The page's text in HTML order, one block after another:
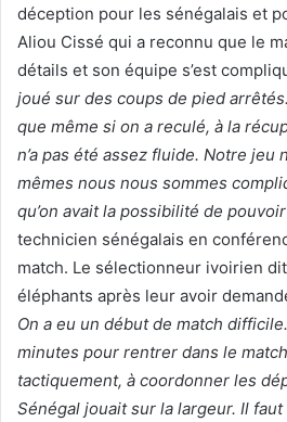
déception pour les sénégalais et
Aliou Cissé qui a reconnu que le
détails et son équipe s’est
joué sur des coups de pied
que même si on a reculé, à la
n’a pas été assez fluide. Notre jeu
mêmes nous nous sommes
qu’on avait la possibilité de
technicien sénégalais en
match. Le sélectionneur ivoirien
éléphants après leur avoir
On a eu un début de match
minutes pour rentrer dans le
tactiquement, à coordonner les
Sénégal jouait sur la largeur. Il